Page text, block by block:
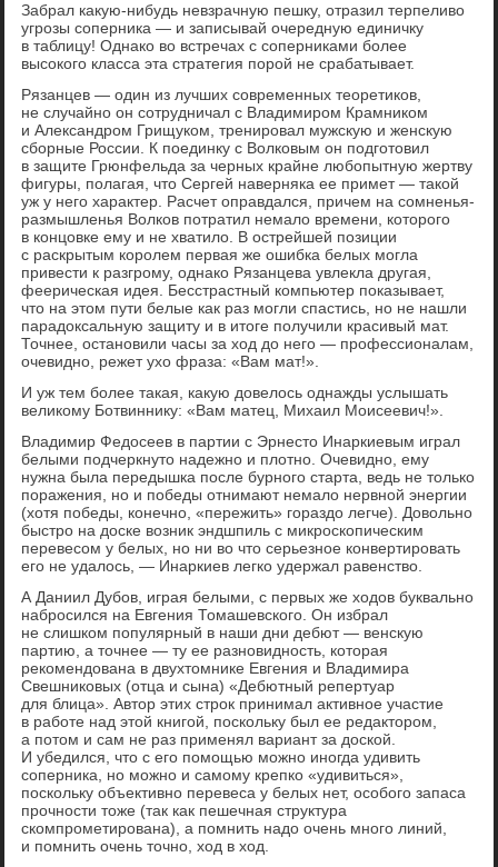
Забрал какую-нибудь невзрачную пешку, отразил терпеливо
угрозы соперника — и записывай очередную единичку
в таблицу! Однако во встречах с соперниками более
высокого класса эта стратегия порой не срабатывает.
Рязанцев — один из лучших современных теоретиков,
не случайно он сотрудничал с Владимиром Крамником
и Александром Грищуком, тренировал мужскую и женскую
сборные России. К поединку с Волковым он подготовил
в защите Грюнфельда за черных крайне любопытную жертву
фигуры, полагая, что Сергей наверняка ее примет — такой
уж у него характер. Расчет оправдался, причем на сомненья-
размышленья Волков потратил немало времени, которого
в концовке ему и не хватило. В острейшей позиции
с раскрытым королем первая же ошибка белых могла
привести к разгрому, однако Рязанцева увлекла другая,
феерическая идея. Бесстрастный компьютер показывает,
что на этом пути белые как раз могли спастись, но не нашли
парадоксальную защиту и в итоге получили красивый мат.
Точнее, остановили часы за ход до него — профессионалам,
очевидно, режет ухо фраза: «Вам мат!».
И уж тем более такая, какую довелось однажды услышать
великому Ботвиннику: «Вам матец, Михаил Моисеевич!».
Владимир Федосеев в партии с Эрнесто Инаркиевым играл
белыми подчеркнуто надежно и плотно. Очевидно, ему
нужна была передышка после бурного старта, ведь не только
поражения, но и победы отнимают немало нервной энергии
(хотя победы, конечно, «пережить» гораздо легче). Довольно
быстро на доске возник эндшпиль с микроскопическим
перевесом у белых, но ни во что серьезное конвертировать
его не удалось, — Инаркиев легко удержал равенство.
А Даниил Дубов, играя белыми, с первых же ходов буквально
набросился на Евгения Томашевского. Он избрал
не слишком популярный в наши дни дебют — венскую
партию, а точнее — ту ее разновидность, которая
рекомендована в двухтомнике Евгения и Владимира
Свешниковых (отца и сына) «Дебютный репертуар
для блица». Автор этих строк принимал активное участие
в работе над этой книгой, поскольку был ее редактором,
а потом и сам не раз применял вариант за доской.
И убедился, что с его помощью можно иногда удивить
соперника, но можно и самому крепко «удивиться»,
поскольку объективно перевеса у белых нет, особого запаса
прочности тоже (так как пешечная структура
скомпрометирована), а помнить надо очень много линий,
и помнить очень точно, ход в ход.